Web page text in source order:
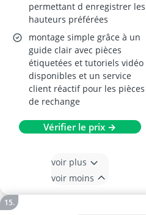
permettant d enregistrer les
hauteurs préférées
montage simple grâce à un
guide clair avec pièces
étiquetées et tutoriels vidéo
disponibles et un service
client réactif pour les pièces
de rechange
Vérifier le prix →
voir plus
voir moins